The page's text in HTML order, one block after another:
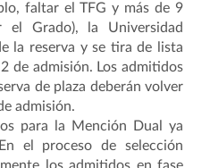
faltar el TFG y más de 9
el Grado), la Universidad
la reserva y se tira de lista
de admisión. Los admitidos
de plaza deberán volver
admisión.
para la Mención Dual ya
el proceso de selección